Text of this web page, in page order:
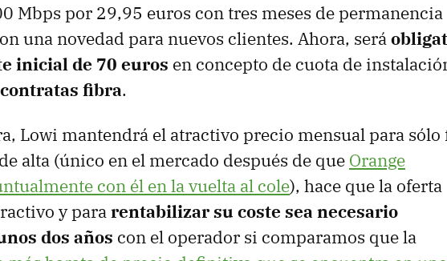
Mbps por 29,95 euros con tres meses de permanencia
una novedad para nuevos clientes. Ahora, será
inicial de 70 euros en concepto de cuota de
fibra.
Lowi mantendrá el atractivo precio mensual para
alta (único en el mercado después de que Orange
con él en la vuelta al cole), hace que la oferta
y pararentabilizar su coste sea necesario
dos años con el operador si comparamos que la